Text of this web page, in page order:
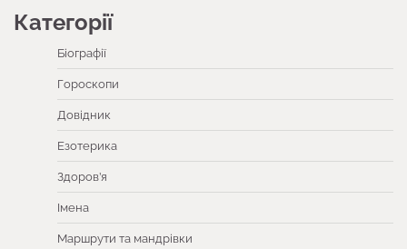
Категорії
Біографії
Гороскопи
Довідник
Езотерика
Здоров’я
Імена
Маршрути та мандрівки